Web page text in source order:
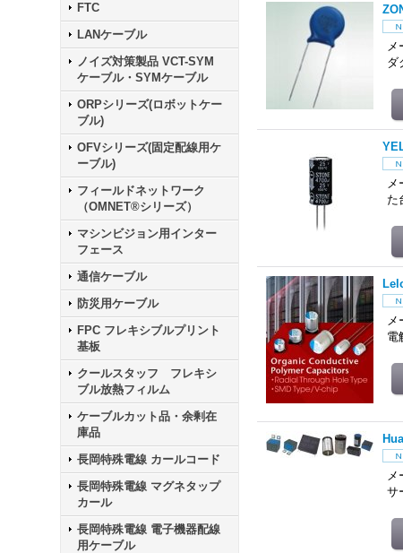
FTC
LANケーブル
ノイズ対策製品 VCT-SYM
ケーブル・SYMケーブル
ORPシリーズ(ロボットケー
ブル)
OFVシリーズ(固定配線用ケ
ーブル)
フィールドネットワーク
（OMNET®シリーズ）
マシンビジョン用インター
フェース
通信ケーブル
防災用ケーブル
FPC フレキシブルプリント
基板
クールスタッフ フレキシ
ブル放熱フィルム
ケーブルカット品・余剰在
庫品
長岡特殊電線 カールコード
長岡特殊電線 マグネタップ
カール
長岡特殊電線 電子機器配線
用ケーブル
メ
ダ
メ
た
メ
電
メ
サ